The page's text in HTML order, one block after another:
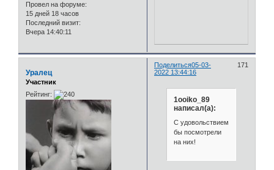
Провел на форуме:
15 дней 18 часов
Последний визит:
Вчера 14:40:11
Поделиться 171
05-03-
2022 13:44:16
Уралец
Участник
Рейтинг:
1ooiko_89
написал(а):
С удовольствием
бы посмотрели
на них!